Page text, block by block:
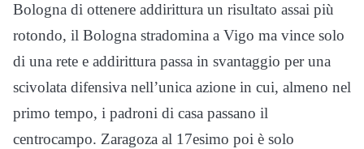
Bologna di ottenere addirittura un risultato assai più
rotondo, il Bologna stradomina a Vigo ma vince solo
di una rete e addirittura passa in svantaggio per una
scivolata difensiva nell’unica azione in cui, almeno nel
primo tempo, i padroni di casa passano il
centrocampo. Zaragoza al 17esimo poi è solo